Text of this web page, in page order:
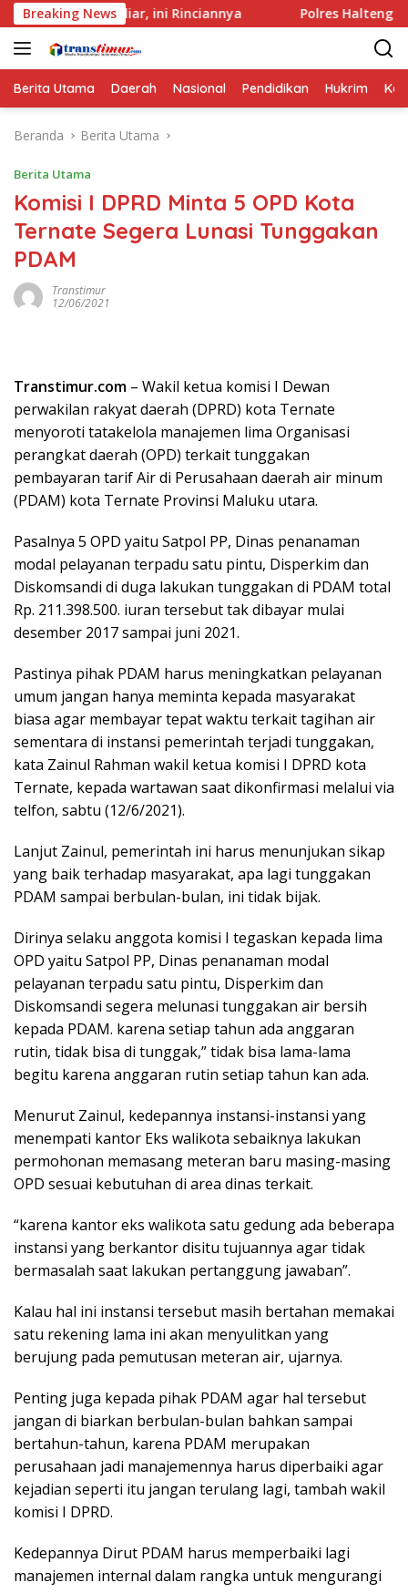
Langsung
ke
konten
Breaking News
Miliar, ini Rinciannya Polres Halteng Bersama
Berita Utama Daerah Nasional Pendidikan Hukrim
Beranda Berita Utama
Berita Utama
Komisi I DPRD Minta 5 OPD Kota
Ternate Segera Lunasi Tunggakan
PDAM
Transtimur
12/06/2021
Transtimur.com – Wakil ketua komisi I Dewan
perwakilan rakyat daerah (DPRD) kota Ternate
menyoroti tatakelola manajemen lima Organisasi
perangkat daerah (OPD) terkait tunggakan
pembayaran tarif Air di Perusahaan daerah air minum
(PDAM) kota Ternate Provinsi Maluku utara.
Pasalnya 5 OPD yaitu Satpol PP, Dinas penanaman
modal pelayanan terpadu satu pintu, Disperkim dan
Diskomsandi di duga lakukan tunggakan di PDAM total
Rp. 211.398.500. iuran tersebut tak dibayar mulai
desember 2017 sampai juni 2021.
Pastinya pihak PDAM harus meningkatkan pelayanan
umum jangan hanya meminta kepada masyarakat
biasa agar membayar tepat waktu terkait tagihan air
sementara di instansi pemerintah terjadi tunggakan,
kata Zainul Rahman wakil ketua komisi I DPRD kota
Ternate, kepada wartawan saat dikonfirmasi melalui via
telfon, sabtu (12/6/2021).
Lanjut Zainul, pemerintah ini harus menunjukan sikap
yang baik terhadap masyarakat, apa lagi tunggakan
PDAM sampai berbulan-bulan, ini tidak bijak.
Dirinya selaku anggota komisi I tegaskan kepada lima
OPD yaitu Satpol PP, Dinas penanaman modal
pelayanan terpadu satu pintu, Disperkim dan
Diskomsandi segera melunasi tunggakan air bersih
kepada PDAM. karena setiap tahun ada anggaran
rutin, tidak bisa di tunggak,” tidak bisa lama-lama
begitu karena anggaran rutin setiap tahun kan ada.
Menurut Zainul, kedepannya instansi-instansi yang
menempati kantor Eks walikota sebaiknya lakukan
permohonan memasang meteran baru masing-masing
OPD sesuai kebutuhan di area dinas terkait.
“karena kantor eks walikota satu gedung ada beberapa
instansi yang berkantor disitu tujuannya agar tidak
bermasalah saat lakukan pertanggung jawaban”.
Kalau hal ini instansi tersebut masih bertahan memakai
satu rekening lama ini akan menyulitkan yang
berujung pada pemutusan meteran air, ujarnya.
Penting juga kepada pihak PDAM agar hal tersebut
jangan di biarkan berbulan-bulan bahkan sampai
bertahun-tahun, karena PDAM merupakan
perusahaan jadi manajemennya harus diperbaiki agar
kejadian seperti itu jangan terulang lagi, tambah wakil
komisi I DPRD.
Kedepannya Dirut PDAM harus memperbaiki lagi
manajemen internal dalam rangka untuk mengurangi